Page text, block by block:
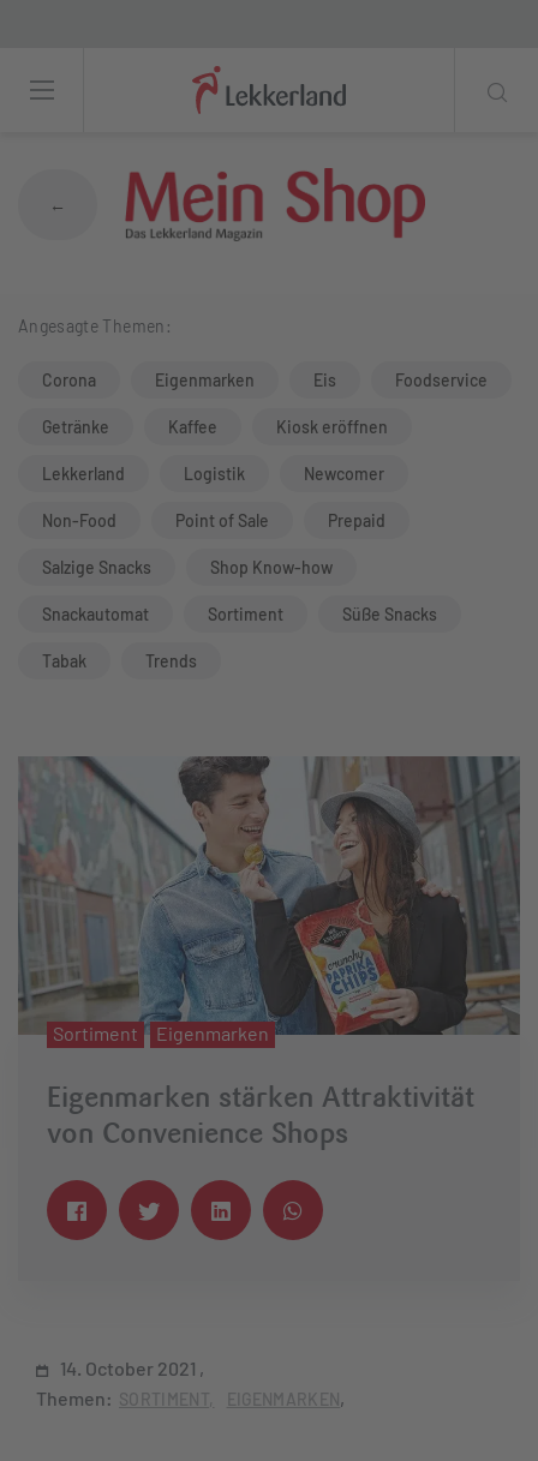
←
Angesagte Themen:
Corona Eigenmarken Eis Foodservice
Getränke Kaffee Kiosk eröffnen
Lekkerland Logistik Newcomer
Non-Food Point of Sale Prepaid
Salzige Snacks Shop Know-how
Snackautomat Sortiment Süße Snacks
Tabak Trends
Sortiment Eigenmarken
Eigenmarken stärken Attraktivität
von Convenience Shops
14. October 2021
Themen: SORTIMENT EIGENMARKEN